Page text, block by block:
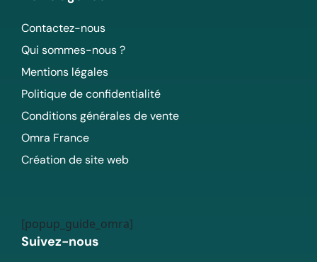
Contactez-nous
Qui sommes-nous ?
Mentions légales
Politique de confidentialité
Conditions générales de vente
Omra France
Création de site web
[popup_guide_omra]
Suivez-nous